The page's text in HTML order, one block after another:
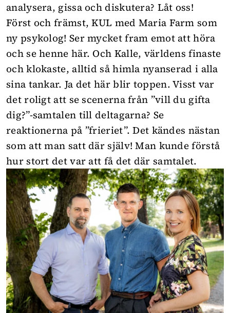
analysera, gissa och diskutera? Låt oss!
Först och främst, KUL med Maria Farm som
ny psykolog! Ser mycket fram emot att höra
och se henne här. Och Kalle, världens finaste
och klokaste, alltid så himla nyanserad i alla
sina tankar. Ja det här blir toppen. Visst var
det roligt att se scenerna från ”vill du gifta
dig?”-samtalen till deltagarna? Se
reaktionerna på ”frieriet”. Det kändes nästan
som att man satt där själv! Man kunde förstå
hur stort det var att få det där samtalet.